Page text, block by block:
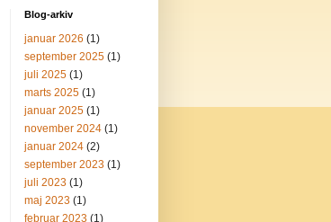
Blog-arkiv
januar 2026 (1)
september 2025 (1)
juli 2025 (1)
marts 2025 (1)
januar 2025 (1)
november 2024 (1)
januar 2024 (2)
september 2023 (1)
juli 2023 (1)
maj 2023 (1)
februar 2023 (1)